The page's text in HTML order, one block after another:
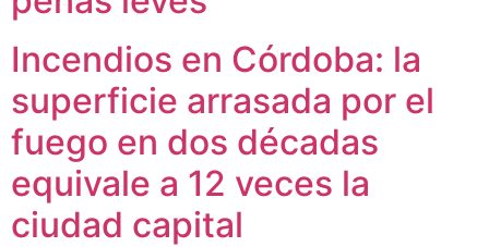
Incendios en Córdoba: la
superficie arrasada por el
fuego en dos décadas
equivale a 12 veces la
ciudad capital